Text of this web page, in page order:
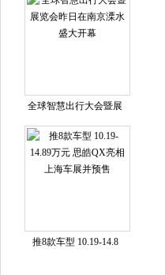
全球智慧出行大会暨展
推8款车型 10.19-14.8